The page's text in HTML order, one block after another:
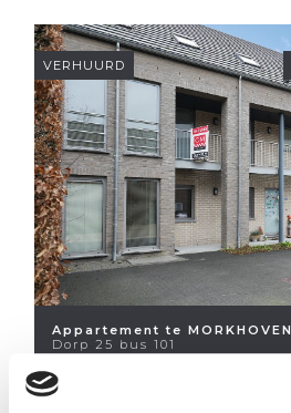
VERHUURD
Appartement te MORKHOVEN
Dorp 25 bus 101